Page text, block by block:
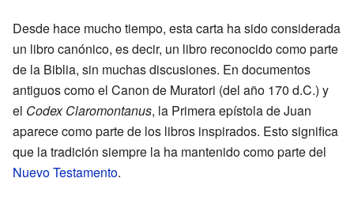
Desde hace mucho tiempo, esta carta ha sido considerada
un libro canónico, es decir, un libro reconocido como parte
de la Biblia, sin muchas discusiones. En documentos
antiguos como el Canon de Muratori (del año 170 d.C.) y
el Codex Claromontanus, la Primera epístola de Juan
aparece como parte de los libros inspirados. Esto significa
que la tradición siempre la ha mantenido como parte del
Nuevo Testamento.